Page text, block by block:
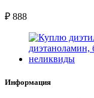
₽ 888
Информация